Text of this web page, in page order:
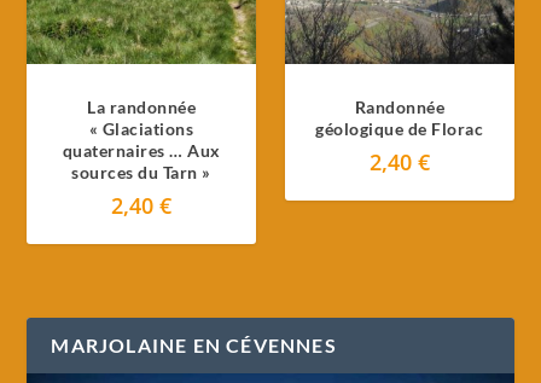
La randonnée
« Glaciations
quaternaires … Aux
sources du Tarn »
2,40€
Randonnée
géologique de Florac
2,40 €
MARJOLAINE EN CÉVENNES